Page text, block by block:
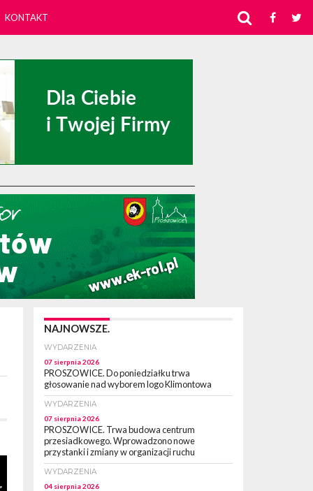
KONTAKT
NAJNOWSZE.
WYDARZENIA
07 sierpnia 2026
PROSZOWICE. Do poniedziałku trwa
głosowanie nad wyborem logo Klimontowa
WYDARZENIA
07 sierpnia 2026
PROSZOWICE. Trwa budowa centrum
przesiadkowego. Wprowadzono nowe
przystanki i zmiany w organizacji ruchu
WYDARZENIA
04 sierpnia 2026